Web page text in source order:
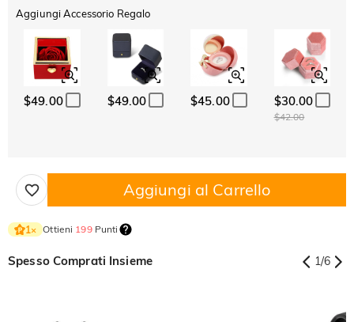
Aggiungi Accessorio Regalo
$49.00 $49.00 $45.00 $30.00
$42.00
Aggiungi al Carrello
1× Ottieni 199Punti
Spesso Comprati Insieme 1/6